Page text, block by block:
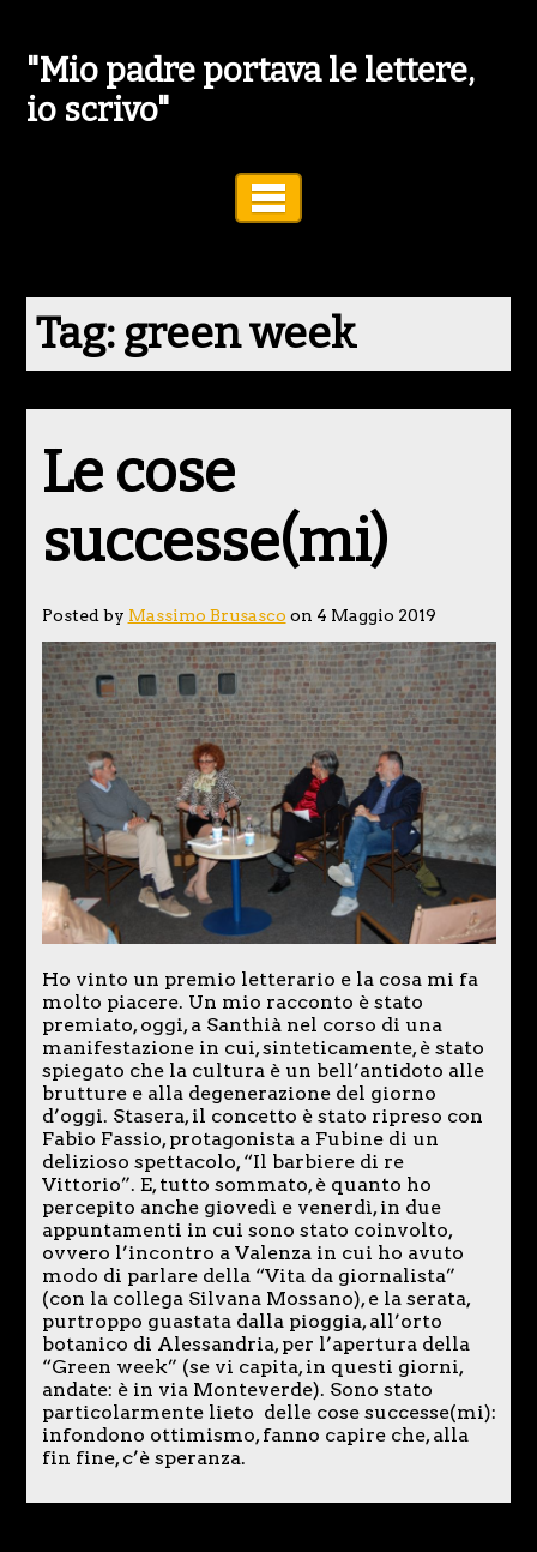
"Mio padre portava le lettere,
io scrivo"
Tag:green week
Le cose
successe(mi)
Posted by Massimo Brusasco on 4 Maggio 2019
Ho vinto un premio letterario e la cosa mi fa
molto piacere. Un mio racconto è stato
premiato, oggi, a Santhià nel corso di una
manifestazione in cui, sinteticamente, è stato
spiegato che la cultura è un bell’antidoto alle
brutture e alla degenerazione del giorno
d’oggi. Stasera, il concetto è stato ripreso con
Fabio Fassio, protagonista a Fubine di un
delizioso spettacolo, “Il barbiere di re
Vittorio”. E, tutto sommato, è quanto ho
percepito anche giovedì e venerdì, in due
appuntamenti in cui sono stato coinvolto,
ovvero l’incontro a Valenza in cui ho avuto
modo di parlare della “Vita da giornalista”
(con la collega Silvana Mossano), e la serata,
purtroppo guastata dalla pioggia, all’orto
botanico di Alessandria, per l’apertura della
“Green week” (se vi capita, in questi giorni,
andate: è in via Monteverde). Sono stato
particolarmente lieto delle cose successe(mi):
infondono ottimismo, fanno capire che, alla
fin fine, c’è speranza.